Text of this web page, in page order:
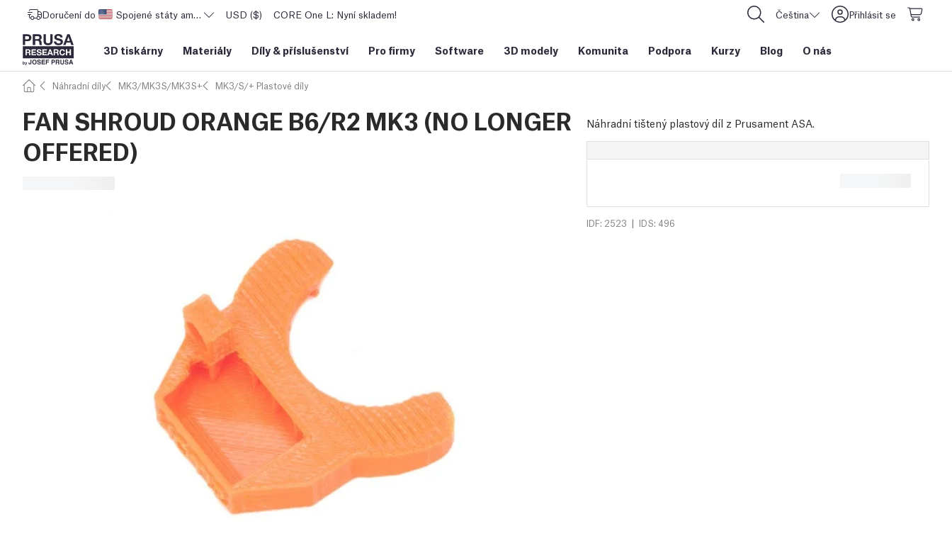
Doručení do Spojené státy americké USD ($) CORE One L: Nyní skladem! Čeština Přihlásit se
3D tiskárny Materiály Díly & příslušenství Pro firmy Software 3D modely Komunita Podpora Kurzy Blog O nás
Náhradní díly MK3/MK3S/MK3S+ MK3/S/+ Plastové díly
FAN SHROUD ORANGE B6/R2 MK3 (NO LONGER
OFFERED)
Náhradní tištený plastový díl z Prusament ASA.
IDF: 2523 | IDS: 496